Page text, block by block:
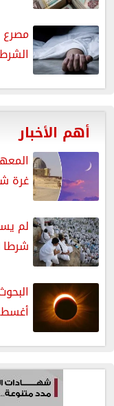
مصرع
أهم الأخبار
غرة
لم
شرطا